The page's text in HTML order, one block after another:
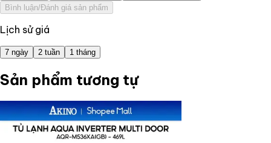
Bình luận/Đánh giá sản phẩm
Lịch sử giá
7 ngày 2 tuần 1 tháng
Sản phẩm tương tự